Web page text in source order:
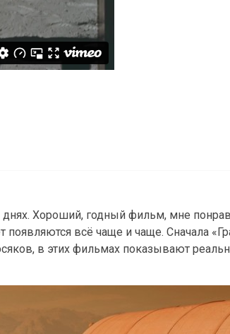
Хороший, годный фильм, мне
всё чаще и чаще. Сначала
в этих фильмах показывают